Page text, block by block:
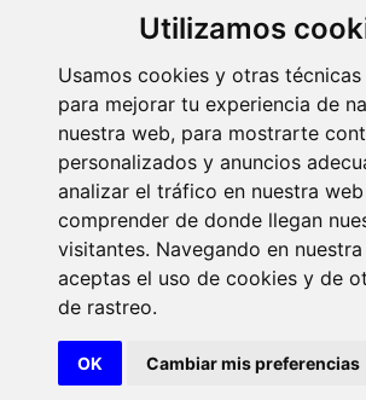
Utilizamos
Usamos cookies y otras
para mejorar tu experiencia de
nuestra web, para mostrarte
personalizados y anuncios
analizar el tráfico en nuestra
comprender de donde llegan
visitantes. Navegando en
aceptas el uso de cookies y de
de rastreo.
OK Cambiar mis preferencias
© 2026 Diseño y desarrollo por
Politica de cookies